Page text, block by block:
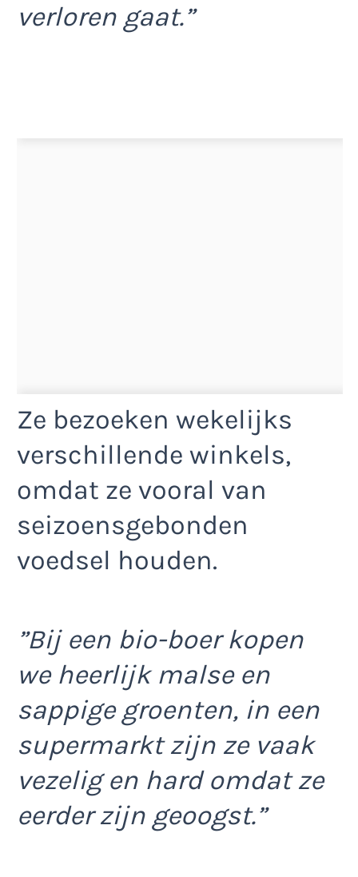
verloren gaat.”
Ze bezoeken wekelijks
verschillende winkels,
omdat ze vooral van
seizoensgebonden
voedsel houden.
”Bij een bio-boer kopen
we heerlijk malse en
sappige groenten, in een
supermarkt zijn ze vaak
vezelig en hard omdat ze
eerder zijn geoogst.”